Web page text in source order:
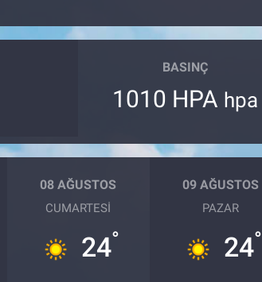
BASINÇ
1010 HPA hpa
08 AĞUSTOS
CUMARTESI
24°
09 AĞUSTOS
PAZAR
24°